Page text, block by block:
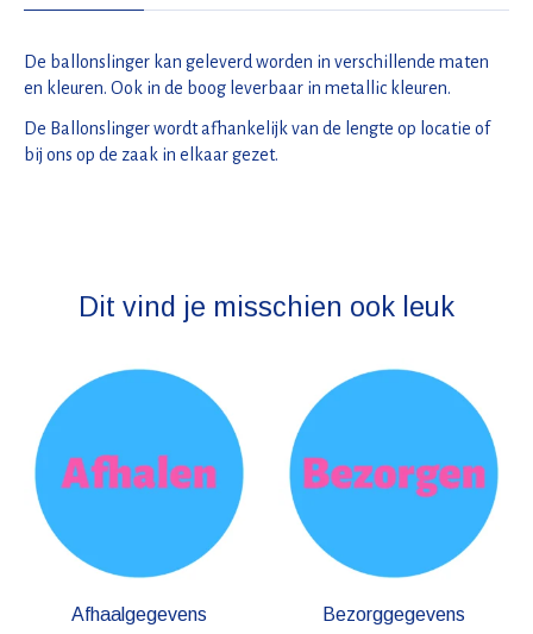
De ballonslinger kan geleverd worden in verschillende maten
en kleuren. Ook in de boog leverbaar in metallic kleuren.
De Ballonslinger wordt afhankelijk van de lengte op locatie of
bij ons op de zaak in elkaar gezet.
Dit vind je misschien ook leuk
Items van productcarrousel
Afhaalgegevens Bezorggegevens